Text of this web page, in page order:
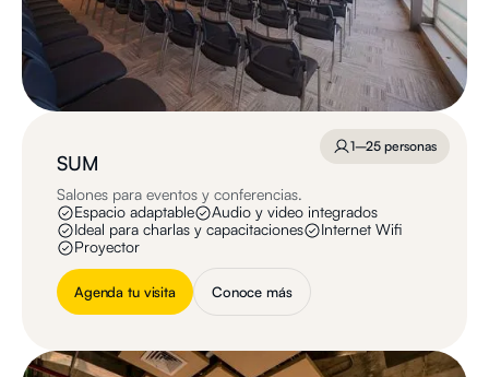
SUM
Salones para eventos y conferencias.
Espacio adaptable
Audio y video integrados
Ideal para charlas y capacitaciones
Internet Wifi
Proyector
Agenda tu visita Conoce más
1–25 personas